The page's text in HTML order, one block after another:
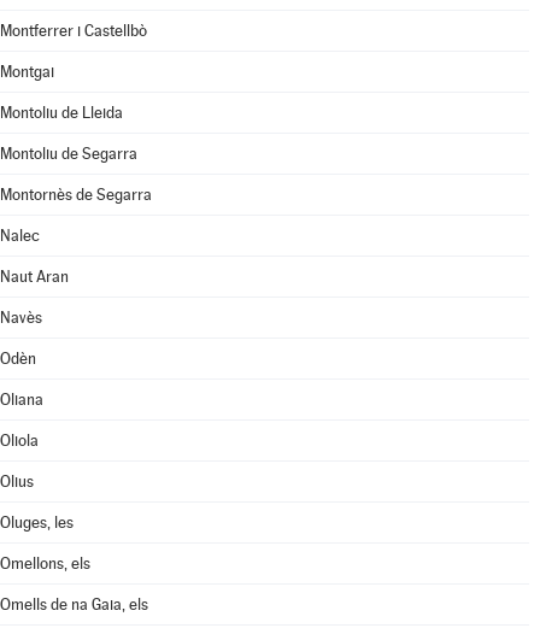
Montferrer i Castellbò
Montgai
Montoliu de Lleida
Montoliu de Segarra
Montornès de Segarra
Nalec
Naut Aran
Navès
Odèn
Oliana
Oliola
Olius
Oluges, les
Omellons, els
Omells de na Gaia, els